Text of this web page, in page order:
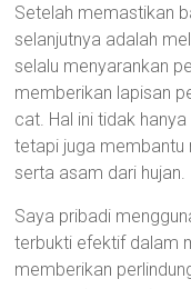
Setelah memastikan
selanjutnya adalah
selalu menyarankan
memberikan lapisan
cat. Hal ini tidak
tetapi juga membantu
serta asam dari hujan.
Saya pribadi
terbukti efektif dalam
memberikan